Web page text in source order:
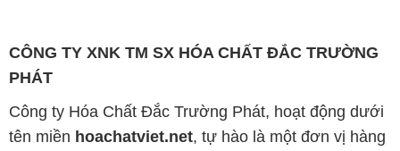
CÔNG TY XNK TM SX HÓA CHẤT ĐẮC TRƯỜNG
PHÁT
Công ty Hóa Chất Đắc Trường Phát, hoạt động dưới
tên miền hoachatviet.net, tự hào là một đơn vị hàng